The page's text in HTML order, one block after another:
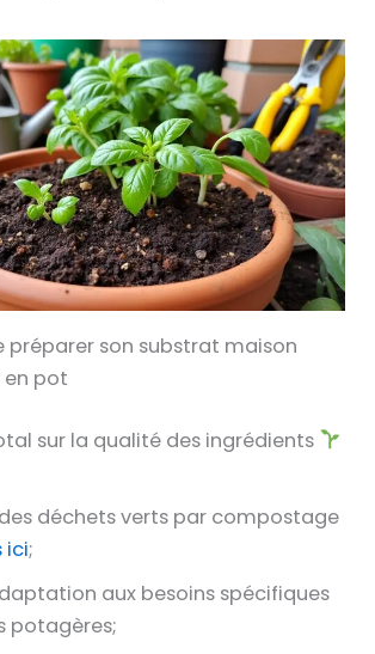
préparer son substrat maison
pot
sur la qualité des ingrédients
déchets verts par compostage
ici;
aux besoins spécifiques
potagères;